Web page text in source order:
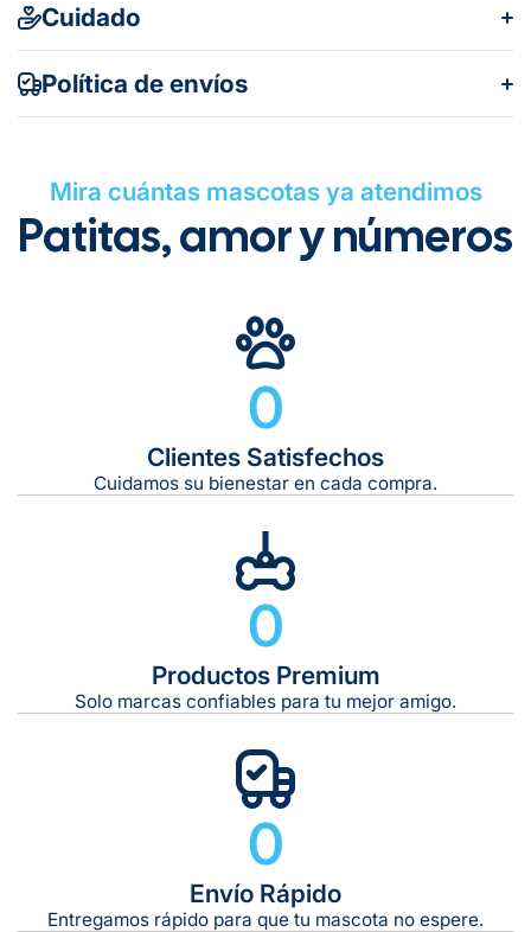
Cuidado
Política de envíos
Gratuito en todos los pedidos
Tiempo de entrega estimado: 5 a 7 días hábiles
Gratis en compras de $599 o más
Mira cuántas mascotas ya atendimos
Patitas, amor y números
0
Clientes Satisfechos
Cuidamos su bienestar en cada compra.
0
Productos Premium
Solo marcas confiables para tu mejor amigo.
0
Envío Rápido
Entregamos rápido para que tu mascota no espere.